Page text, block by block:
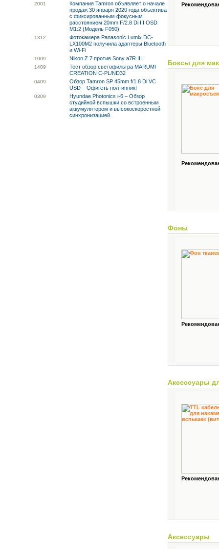
2001
Компания Tamron объявляет о начале
продаж 30 января 2020 года объектива
с фиксированным фокусным
расстоянием 20mm F/2.8 Di III OSD
M1:2 (Модель F050)
1312
Фотокамера Panasonic Lumix DC-
LX100M2 получила адаптеры Bluetooth
и Wi-Fi
1009 Nikon Z 7 против Sony a7R III.
1409
Тест обзор светофильтра MARUMI
CREATION C-PL/ND32
0409
Обзор Tamron SP 45mm f/1.8 Di VC
USD – Офигеть полтинник!
0309
Hyundae Photonics i-6 – Обзор
студийной вспышки со встроенным
аккумулятором и высокоскоростной
синхронизацией.
Боксы для
Фоны
Аксессуары
Аксессуары